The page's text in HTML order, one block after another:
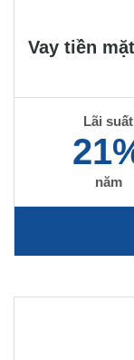
Vay tiền
Lãi suất
năm